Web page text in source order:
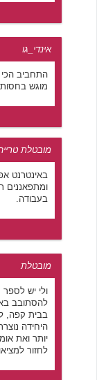
אינדי_גו
התחביב
מוגש
מובטלת
באינטרנט
ומתפאננים
בעבודה.
מובטלת
ולי יש
להסתובב
בבית קפה,
היחידה
יותר ואת
לחזור